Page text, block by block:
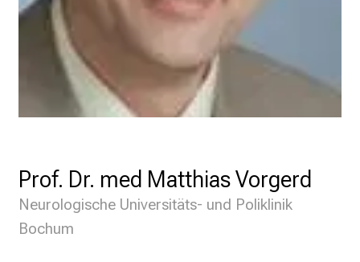
Prof. Dr. med Matthias Vorgerd
Neurologische Universitäts- und Poliklinik
Bochum